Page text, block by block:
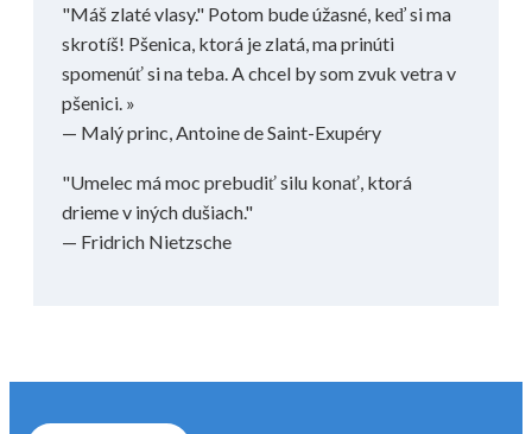
"Máš zlaté vlasy." Potom bude úžasné, keď si ma
skrotíš! Pšenica, ktorá je zlatá, ma prinúti
spomenúť si na teba. A chcel by som zvuk vetra v
pšenici. »
— Malý princ, Antoine de Saint-Exupéry
"Umelec má moc prebudiť silu konať, ktorá
drieme v iných dušiach."
— Fridrich Nietzsche